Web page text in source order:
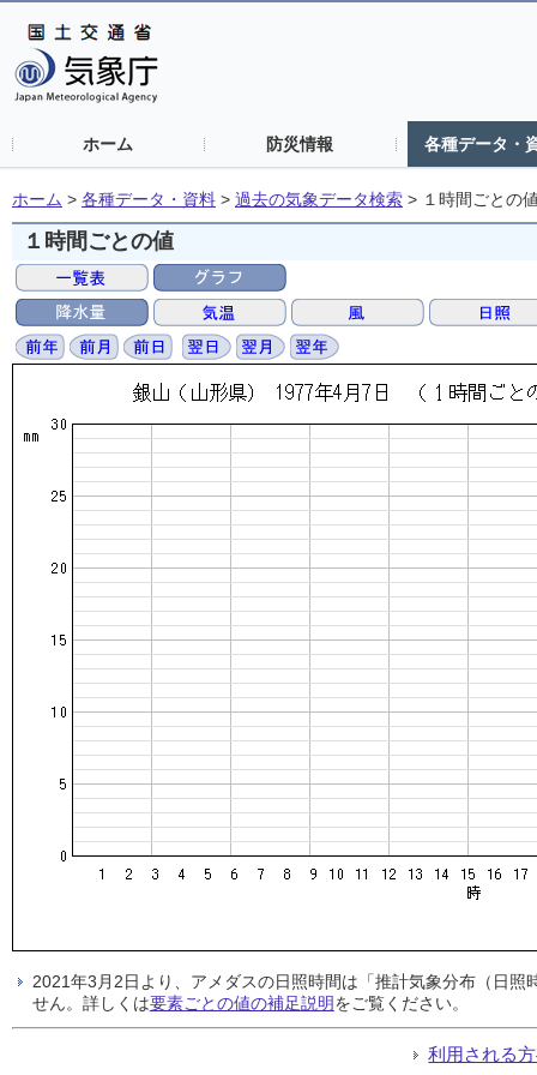
ホーム 防災情報 各種データ・
ホーム > 各種データ・資料 > 過去の気象データ検索 > １時間ごとの
１時間ごとの値
2021年3月2日より、アメダスの日照時間は「推計気象分布（日
せん。詳しくは要素ごとの値の補足説明をご覧ください。
利用される